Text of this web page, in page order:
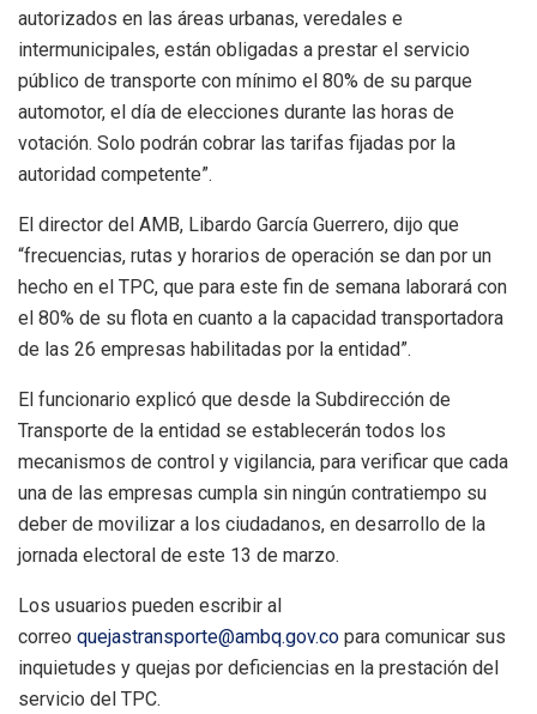
autorizados en las áreas urbanas, veredales e
intermunicipales, están obligadas a prestar el servicio
público de transporte con mínimo el 80% de su parque
automotor, el día de elecciones durante las horas de
votación. Solo podrán cobrar las tarifas fijadas por la
autoridad competente”.
El director del AMB, Libardo García Guerrero, dijo que
“frecuencias, rutas y horarios de operación se dan por un
hecho en el TPC, que para este fin de semana laborará con
el 80% de su flota en cuanto a la capacidad transportadora
de las 26 empresas habilitadas por la entidad”.
El funcionario explicó que desde la Subdirección de
Transporte de la entidad se establecerán todos los
mecanismos de control y vigilancia, para verificar que cada
una de las empresas cumpla sin ningún contratiempo su
deber de movilizar a los ciudadanos, en desarrollo de la
jornada electoral de este 13 de marzo.
Los usuarios pueden escribir al
correo quejastransporte@ambq.gov.co para comunicar sus
inquietudes y quejas por deficiencias en la prestación del
servicio del TPC.